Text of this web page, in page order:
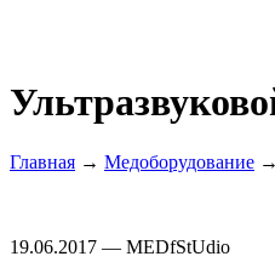
Главная → Медоборудование →
19.06.2017 — MEDfStUdio